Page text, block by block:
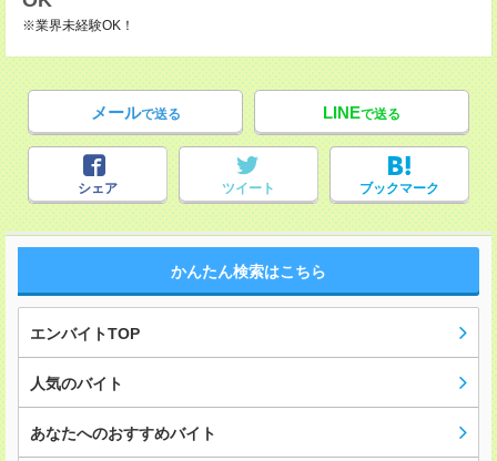
※業界未経験OK！
メールで送る LINEで送る
シェア ツイート ブックマーク
かんたん検索はこちら
エンバイトTOP
人気のバイト
あなたへのおすすめバイト